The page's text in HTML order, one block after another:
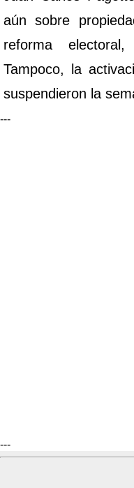
aún sobre
reforma
Tampoco, la
suspendieron la
---
---